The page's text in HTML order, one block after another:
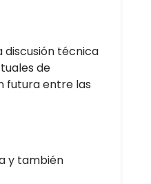
discusión técnica
de
futura entre las
y también